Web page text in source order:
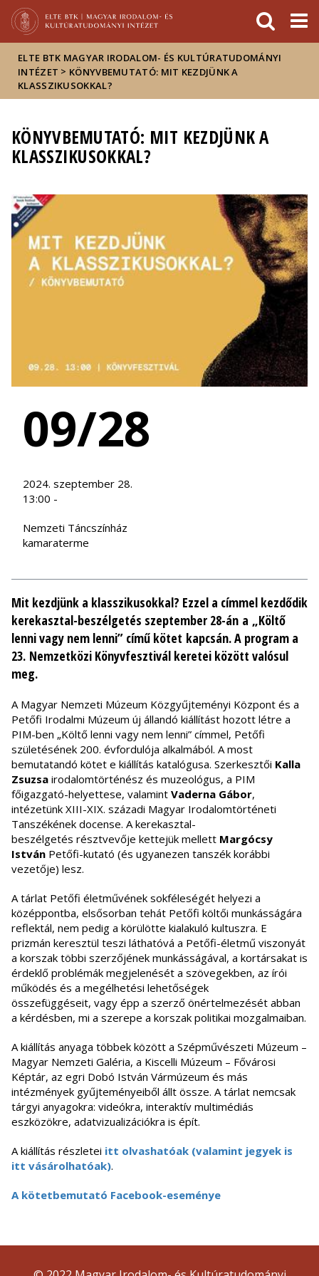
Hírek
Események
ELTE a
sajtóban
ELTE BTK MAGYAR IRODALOM- ÉS KULTÚRATUDOMÁNYI
INTÉZET > KÖNYVBEMUTATÓ: MIT KEZDJÜNK A
KLASSZIKUSOKKAL?
KÖNYVBEMUTATÓ: MIT KEZDJÜNK A
KLASSZIKUSOKKAL?
09/28
2024. szeptember 28.
13:00 -
Nemzeti Táncszínház
kamaraterme
Mit kezdjünk a klasszikusokkal? Ezzel a címmel kezdődik
kerekasztal-beszélgetés szeptember 28-án a „Költő
lenni vagy nem lenni” című kötet kapcsán. A program a
23. Nemzetközi Könyvfesztivál keretei között valósul
meg.
A Magyar Nemzeti Múzeum Közgyűjteményi Központ és a
Petőfi Irodalmi Múzeum új állandó kiállítást hozott létre a
PIM-ben „Költő lenni vagy nem lenni” címmel, Petőfi
születésének 200. évfordulója alkalmából. A most
bemutatandó kötet e kiállítás katalógusa. Szerkesztői Kalla
Zsuzsa irodalomtörténész és muzeológus, a PIM
főigazgató-helyettese, valamint Vaderna Gábor,
intézetünk XIII-XIX. századi Magyar Irodalomtörténeti
Tanszékének docense. A kerekasztal-
beszélgetés résztvevője kettejük mellett Margócsy
István Petőfi-kutató (és ugyanezen tanszék korábbi
vezetője) lesz.
A tárlat Petőfi életművének sokféleségét helyezi a
középpontba, elsősorban tehát Petőfi költői munkásságára
reflektál, nem pedig a körülötte kialakuló kultuszra. E
prizmán keresztül teszi láthatóvá a Petőfi-életmű viszonyát
a korszak többi szerzőjének munkásságával, a kortársakat is
érdeklő problémák megjelenését a szövegekben, az írói
működés és a megélhetési lehetőségek
összefüggéseit, vagy épp a szerző önértelmezését abban
a kérdésben, mi a szerepe a korszak politikai mozgalmaiban.
A kiállítás anyaga többek között a Szépművészeti Múzeum –
Magyar Nemzeti Galéria, a Kiscelli Múzeum – Fővárosi
Képtár, az egri Dobó István Vármúzeum és más
intézmények gyűjteményeiből állt össze. A tárlat nemcsak
tárgyi anyagokra: videókra, interaktív multimédiás
eszközökre, adatvizualizációkra is épít.
A kiállítás részletei itt olvashatóak (valamint jegyek is
itt vásárolhatóak).
A kötetbemutató Facebook-eseménye